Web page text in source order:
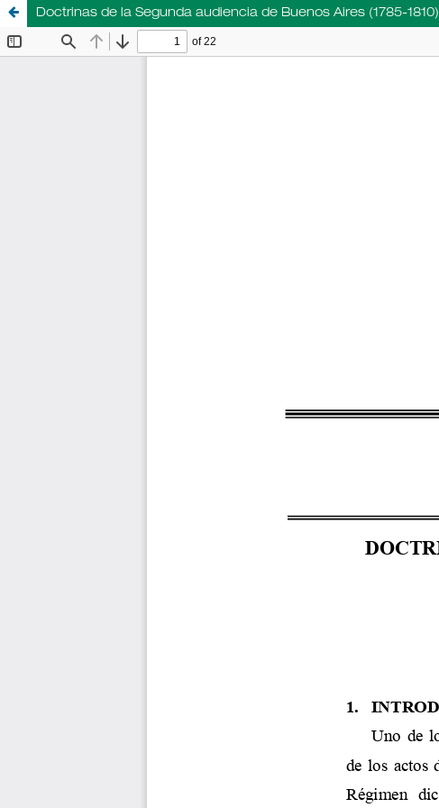
Doctrinas de la Segunda audiencia de Buenos Aires (1785-1810)